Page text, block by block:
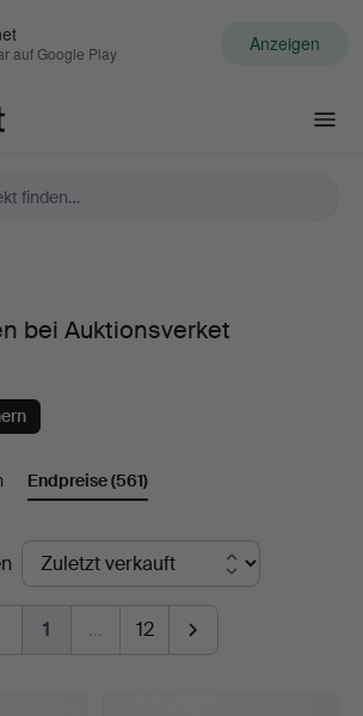
auf Google Play Anzeigen
bei Auktionsverket
Endpreise(561)
1 … 12